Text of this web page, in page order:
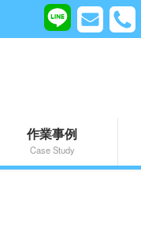
作業事例
Case Study